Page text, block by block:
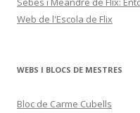
Web de l'Escola de Flix
WEBS I BLOCS DE MESTRES
Bloc de Carme Cubells